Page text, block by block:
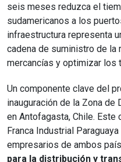
seis meses reduzca el
sudamericanos a los
infraestructura representa
cadena de suministro de la
mercancías y optimizar los
Un componente clave del
inauguración de la Zona de
en Antofagasta, Chile. Este
Franca Industrial
empresarios de ambos
para la distribución y